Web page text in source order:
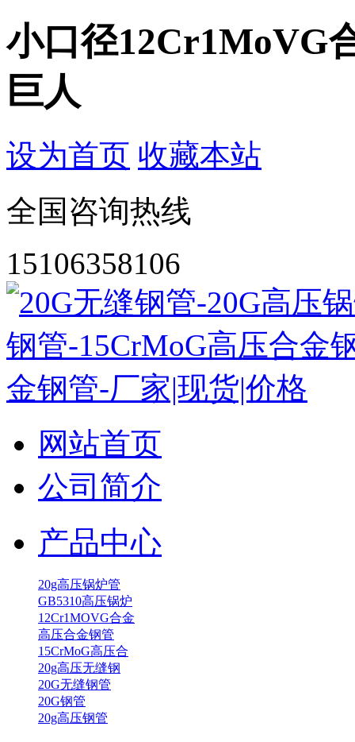
小口径12Cr1MoVG
巨人
设为首页 收藏本站
全国咨询热线
15106358106
网站首页
公司简介
产品中心
20g高压锅炉管
GB5310高压锅炉
12Cr1MOVG合金
高压合金钢管
15CrMoG高压合
20g高压无缝钢
20G无缝钢管
20G钢管
20g高压钢管